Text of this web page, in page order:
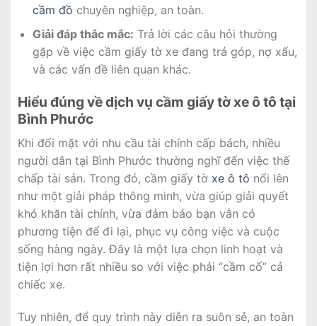
cầm đồ chuyên nghiệp, an toàn.
Giải đáp thắc mắc: Trả lời các câu hỏi thường
gặp về việc cầm giấy tờ xe đang trả góp, nợ xấu,
và các vấn đề liên quan khác.
Hiểu đúng về dịch vụ cầm giấy tờ xe ô tô tại
Bình Phước
Khi đối mặt với nhu cầu tài chính cấp bách, nhiều
người dân tại Bình Phước thường nghĩ đến việc thế
chấp tài sản. Trong đó, cầm giấy tờ xe ô tô nổi lên
như một giải pháp thông minh, vừa giúp giải quyết
khó khăn tài chính, vừa đảm bảo bạn vẫn có
phương tiện để đi lại, phục vụ công việc và cuộc
sống hàng ngày. Đây là một lựa chọn linh hoạt và
tiện lợi hơn rất nhiều so với việc phải “cầm cố” cả
chiếc xe.
Tuy nhiên, để quy trình này diễn ra suôn sẻ, an toàn